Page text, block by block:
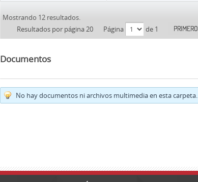
Mostrando 12 resultados.
Resultados por página 20
Página de 1 PRIMERO
Documentos
No hay documentos ni archivos multimedia en esta carpeta.